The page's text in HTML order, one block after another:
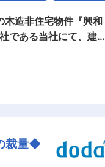
造非住宅物件『興和
である当社にて、建築
を基に役職も考慮し
いきアドバンスカン
裁量◆